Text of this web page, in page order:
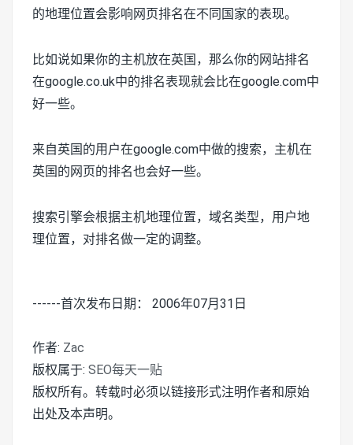
的地理位置会影响网页排名在不同国家的表现。
比如说如果你的主机放在英国，那么你的网站排名
在google.co.uk中的排名表现就会比在google.com中
好一些。
来自英国的用户在google.com中做的搜索，主机在
英国的网页的排名也会好一些。
搜索引擎会根据主机地理位置，域名类型，用户地
理位置，对排名做一定的调整。
------首次发布日期： 2006年07月31日
作者: Zac
版权属于: SEO每天一贴
版权所有。转载时必须以链接形式注明作者和原始
出处及本声明。